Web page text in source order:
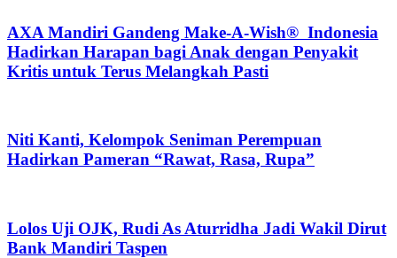
AXA Mandiri Gandeng Make-A-Wish® Indonesia
Hadirkan Harapan bagi Anak dengan Penyakit
Kritis untuk Terus Melangkah Pasti
Niti Kanti, Kelompok Seniman Perempuan
Hadirkan Pameran “Rawat, Rasa, Rupa”
Lolos Uji OJK, Rudi As Aturridha Jadi Wakil Dirut
Bank Mandiri Taspen